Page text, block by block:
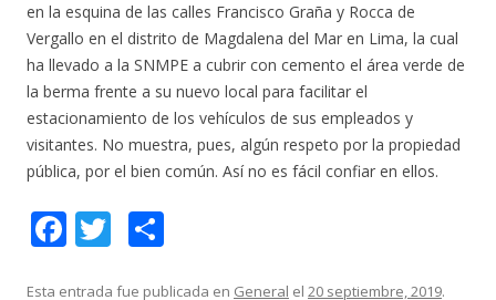
en la esquina de las calles Francisco Graña y Rocca de
Vergallo en el distrito de Magdalena del Mar en Lima, la cual
ha llevado a la SNMPE a cubrir con cemento el área verde de
la berma frente a su nuevo local para facilitar el
estacionamiento de los vehículos de sus empleados y
visitantes. No muestra, pues, algún respeto por la propiedad
pública, por el bien común. Así no es fácil confiar en ellos.
F T
Esta entrada fue publicada en General el 20 septiembre, 2019.